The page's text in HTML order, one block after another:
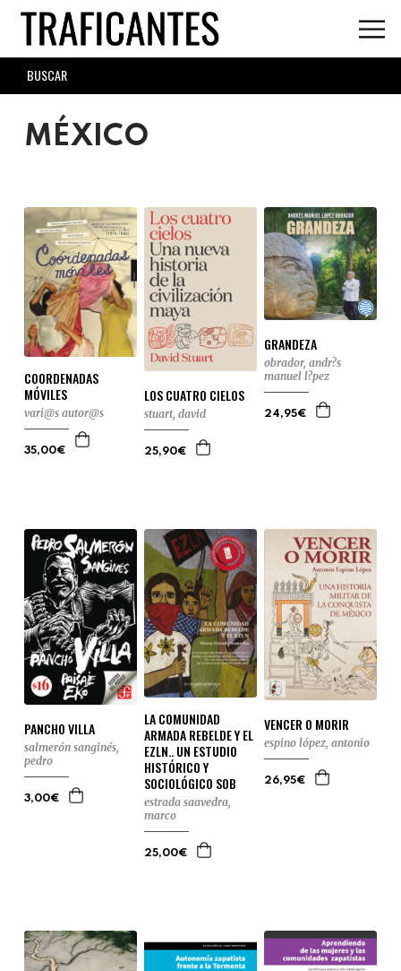
Skip
main
content
SEARCH
FORM
MÉXICO
COORDENADAS
MÓVILES
vari@s autor@s
35,00€
LOS CUATRO CIELOS
stuart, david
25,90€
GRANDEZA
obrador, andr?s
manuel l?pez
24,95€
PANCHO VILLA
salmerón sanginés,
pedro
3,00€
LA COMUNIDAD
ARMADA REBELDE Y EL
EZLN.. UN ESTUDIO
HISTÓRICO Y
SOCIOLÓGICO SOB
estrada saavedra,
marco
25,00€
VENCER O MORIR
espino lópez, antonio
26,95€